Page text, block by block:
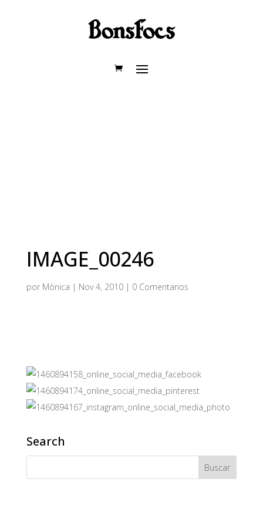
IMAGE_00246
por Mònica | Nov 4, 2010| 0 Comentarios
Search